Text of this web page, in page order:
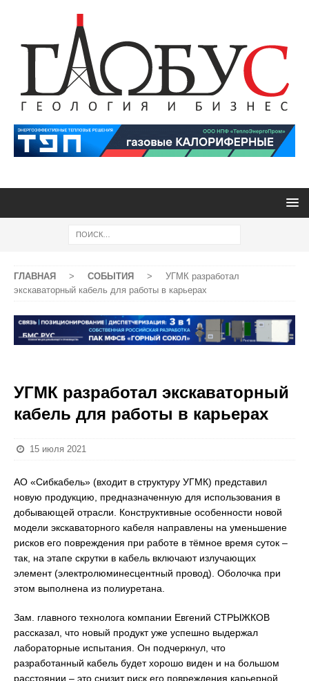
ГЛАВНАЯ > СОБЫТИЯ >
УГМК разработал
экскаваторный кабель для работы в карьерах
УГМК разработал экскаваторный
кабель для работы в карьерах
15 июля 2021
АО «Сибкабель» (входит в структуру УГМК) представил
новую продукцию, предназначенную для использования в
добывающей отрасли. Конструктивные особенности новой
модели экскаваторного кабеля направлены на уменьшение
рисков его повреждения при работе в тёмное время суток –
так, на этапе скрутки в кабель включают излучающих
элемент (электролюминесцентный провод). Оболочка при
этом выполнена из полиуретана.
Зам. главного технолога компании Евгений СТРЫЖКОВ
рассказал, что новый продукт уже успешно выдержал
лабораторные испытания. Он подчеркнул, что
разработанный кабель будет хорошо виден и на большом
расстоянии – это снизит риск его повреждения карьерной